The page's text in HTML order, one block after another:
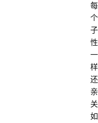
一